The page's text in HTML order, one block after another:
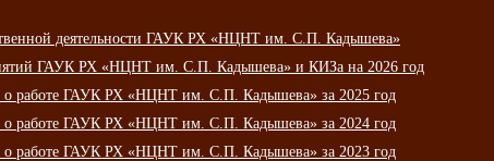
деятельности ГАУК РХ «НЦНТ им. С.П. Кадышева»
ГАУК РХ «НЦНТ им. С.П. Кадышева» и КИЗа на 2026 год
работе ГАУК РХ «НЦНТ им. С.П. Кадышева» за 2025 год
работе ГАУК РХ «НЦНТ им. С.П. Кадышева» за 2024 год
работе ГАУК РХ «НЦНТ им. С.П. Кадышева» за 2023 год